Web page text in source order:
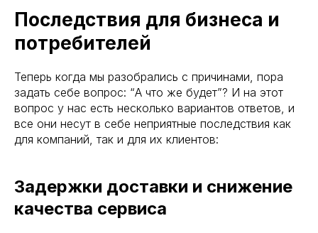
Последствия для бизнеса и
потребителей
Теперь когда мы разобрались с причинами, пора
задать себе вопрос: “А что же будет”? И на этот
вопрос у нас есть несколько вариантов ответов, и
все они несут в себе неприятные последствия как
для компаний, так и для их клиентов:
Задержки доставки и снижение
качества сервиса